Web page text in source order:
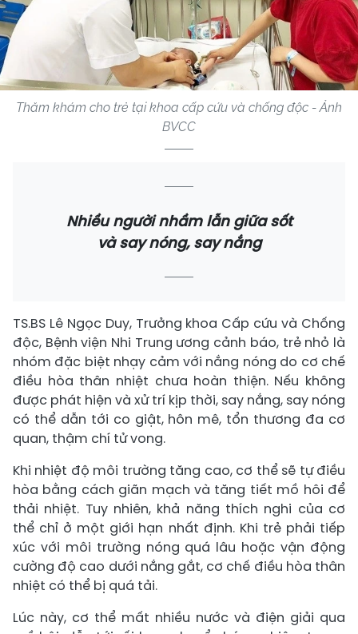
Thăm khám cho trẻ tại khoa cấp cứu và chống độc - Ảnh
BVCC
Nhiều người nhầm lẫn giữa sốt
và say nóng, say nắng
TS.BS Lê Ngọc Duy, Trưởng khoa Cấp cứu và Chống
độc, Bệnh viện Nhi Trung ương cảnh báo, trẻ nhỏ là
nhóm đặc biệt nhạy cảm với nắng nóng do cơ chế
điều hòa thân nhiệt chưa hoàn thiện. Nếu không
được phát hiện và xử trí kịp thời, say nắng, say nóng
có thể dẫn tới co giật, hôn mê, tổn thương đa cơ
quan, thậm chí tử vong.
Khi nhiệt độ môi trường tăng cao, cơ thể sẽ tự điều
hòa bằng cách giãn mạch và tăng tiết mồ hôi để
thải nhiệt. Tuy nhiên, khả năng thích nghi của cơ
thể chỉ ở một giới hạn nhất định. Khi trẻ phải tiếp
xúc với môi trường nóng quá lâu hoặc vận động
cường độ cao dưới nắng gắt, cơ chế điều hòa thân
nhiệt có thể bị quá tải.
Lúc này, cơ thể mất nhiều nước và điện giải qua